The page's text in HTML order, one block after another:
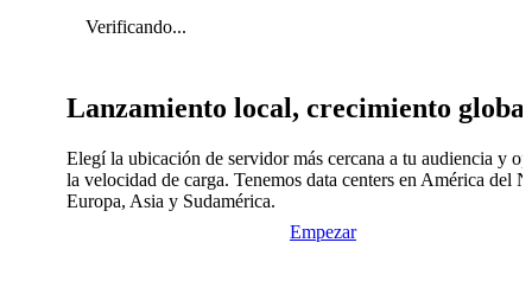
Verificando...
Lanzamiento local, crecimiento global
Elegí la ubicación de servidor más cercana a tu audiencia y
la velocidad de carga. Tenemos data centers en América del
Europa, Asia y Sudamérica.
Empezar